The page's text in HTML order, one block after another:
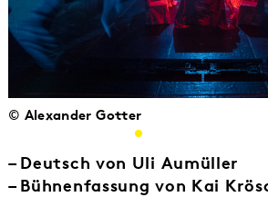
© Alexander Gotter
–Deutsch von Uli Aumüller
–Bühnenfassung von Kai